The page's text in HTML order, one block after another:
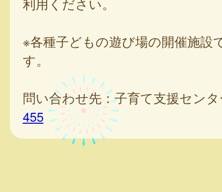
利用ください。
※各種子どもの遊び場の開催施設
す。
問い合わせ先：子育て支援セン
455